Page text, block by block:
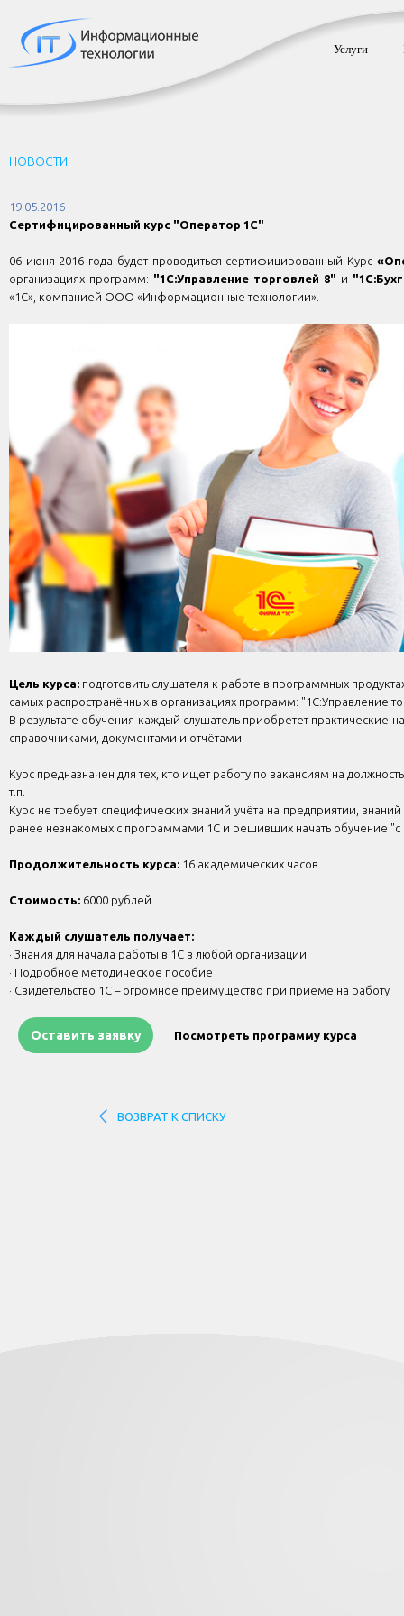
Услуги
НОВОСТИ
19.05.2016
Сертифицированный курс "Оператор 1С"
06 июня 2016 года будет проводиться сертифицированный Курс
организациях программ: "1С:Управление торговлей 8" и
«1С», компанией ООО «Информационные технологии».
Цель курса: подготовить слушателя к работе в программных
самых распространённых в организациях программ: "1С:Управление
В результате обучения каждый слушатель приобретет
справочниками, документами и отчётами.
Курс предназначен для тех, кто ищет работу по вакансиям на
т.п.
Курс не требует специфических знаний учёта на предприятии,
ранее незнакомых с программами 1С и решивших начать обучение "с
Продолжительность курса: 16 академических часов.
Стоимость: 6000 рублей
Каждый слушатель получает:
· Знания для начала работы в 1С в любой организации
· Подробное методическое пособие
· Свидетельство 1С – огромное преимущество при приёме на работу
Оставить заявку Посмотреть программу курса
ВОЗВРАТ К СПИСКУ